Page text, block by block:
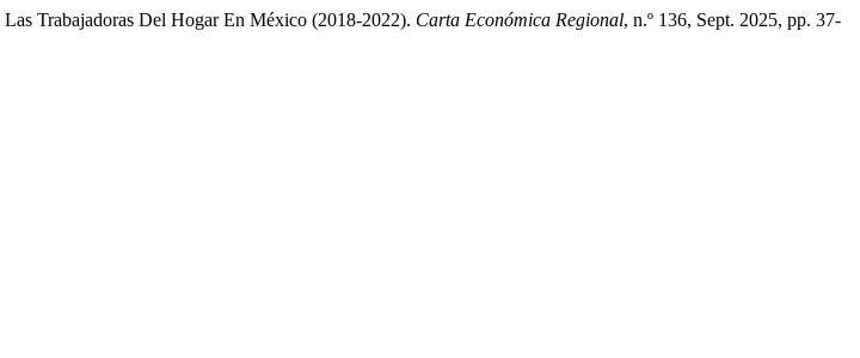
Trabajadoras Del Hogar En México (2018-2022). Carta Económica Regional, n.º 136, Sept. 2025, pp. 37-